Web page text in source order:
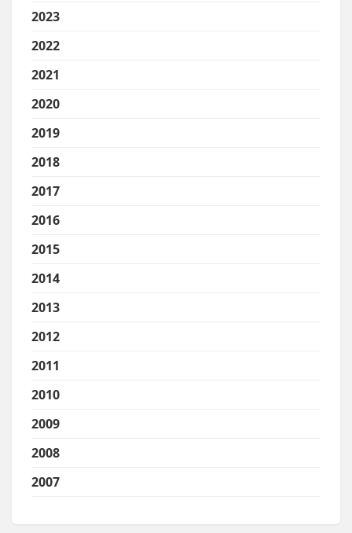
2023
2022
2021
2020
2019
2018
2017
2016
2015
2014
2013
2012
2011
2010
2009
2008
2007